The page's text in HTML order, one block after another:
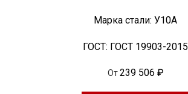
Марка стали: У10А
ГОСТ: ГОСТ 19903-2015
От 239 506 ₽